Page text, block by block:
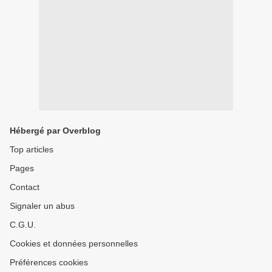
Hébergé par Overblog
Top articles
Pages
Contact
Signaler un abus
C.G.U.
Cookies et données personnelles
Préférences cookies